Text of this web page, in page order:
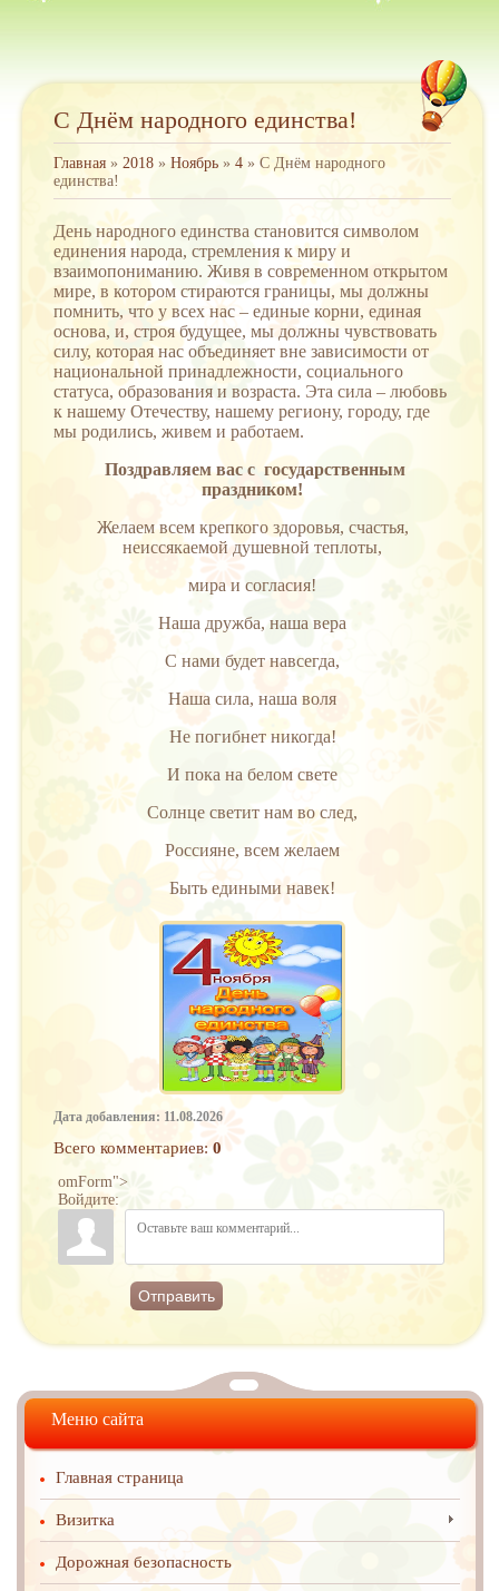
С Днём народного единства!
Главная » 2018 » Ноябрь » 4 » С Днём народного
единства!
День народного единства становится символом
единения народа, стремления к миру и
взаимопониманию. Живя в современном открытом
мире, в котором стираются границы, мы должны
помнить, что у всех нас – единые корни, единая
основа, и, строя будущее, мы должны чувствовать
силу, которая нас объединяет вне зависимости от
национальной принадлежности, социального
статуса, образования и возраста. Эта сила – любовь
к нашему Отечеству, нашему региону, городу, где
мы родились, живем и работаем.
Поздравляем вас с государственным
праздником!
Желаем всем крепкого здоровья, счастья,
неиссякаемой душевной теплоты,
мира и согласия!
Наша дружба, наша вера
С нами будет навсегда,
Наша сила, наша воля
Не погибнет никогда!
И пока на белом свете
Солнце светит нам во след,
Россияне, всем желаем
Быть едиными навек!
Дата добавления: 11.08.2026
Всего комментариев: 0
omForm">
Войдите:
Отправить
Меню сайта
Главная страница
Визитка
Дорожная безопасность